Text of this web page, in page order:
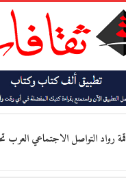
قمة رواد التواصل الاجتماعي